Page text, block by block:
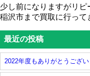
少し前になりますがリ
稲沢市まで買取に行って
最近の投稿
2022年度もありがとうござい